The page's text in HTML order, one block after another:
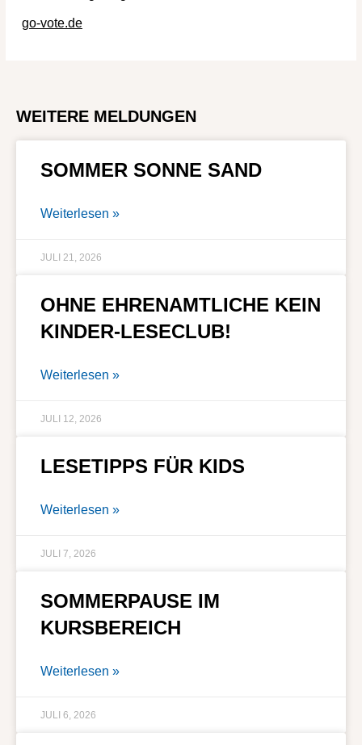
go-vote.de
WEITERE MELDUNGEN
SOMMER SONNE SAND
Weiterlesen »
JULI 21, 2026
OHNE EHRENAMTLICHE KEIN
KINDER-LESECLUB!
Weiterlesen »
JULI 12, 2026
LESETIPPS FÜR KIDS
Weiterlesen »
JULI 7, 2026
SOMMERPAUSE IM
KURSBEREICH
Weiterlesen »
JULI 6, 2026